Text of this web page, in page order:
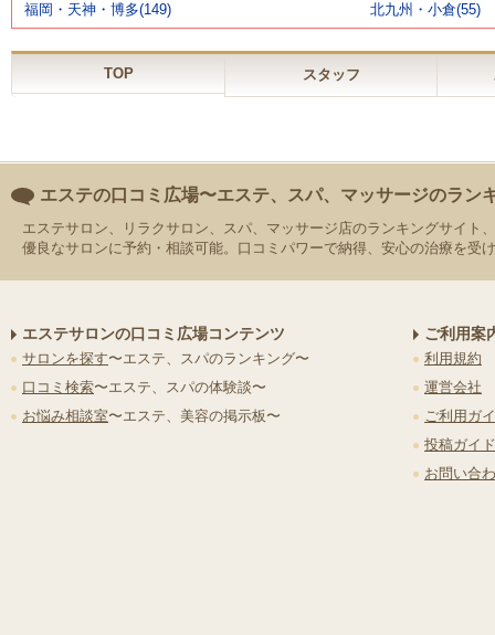
福岡・天神・博多(149) 北九州・小倉(55)
TOP スタッフ
エステの口コミ広場〜エステ、スパ、マッサージのラン
エステサロン、リラクサロン、スパ、マッサージ店のランキングサイト
優良なサロンに予約・相談可能。口コミパワーで納得、安心の治療を受
エステサロンの口コミ広場コンテンツ
サロンを探す〜エステ、スパのランキング〜
口コミ検索〜エステ、スパの体験談〜
お悩み相談室〜エステ、美容の掲示板〜
ご利用案
利用規約
運営会社
ご利用ガ
投稿ガイ
お問い合